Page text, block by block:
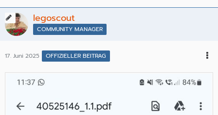
legoscout
COMMUNITY MANAGER
17. Juni 2025 OFFIZIELLER BEITRAG